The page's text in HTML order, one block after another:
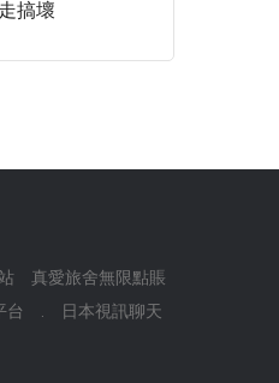
搞壞
真愛旅舍無限點賬
台
日本視訊聊天